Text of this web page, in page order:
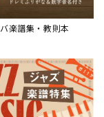
楽譜集・教則本